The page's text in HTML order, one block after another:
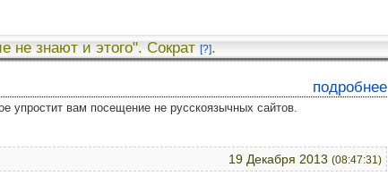
не знают и этого". Сократ [?].
подробнее
упростит вам посещение не русскоязычных сайтов.
19 Декабря 2013 (08:47:31)